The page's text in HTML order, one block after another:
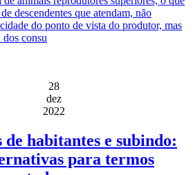
descendentes que atendam, não
do ponto de vista do produtor, mas
dos consu
28
dez
2022
habitantes e subindo:
para termos